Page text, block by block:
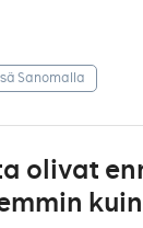
Sanomalla
olivat